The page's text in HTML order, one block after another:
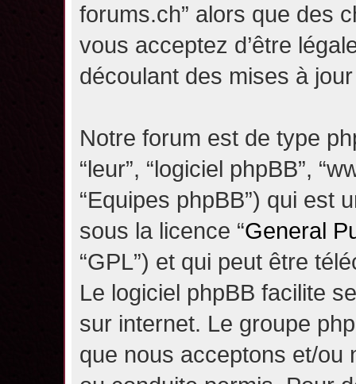
forums.ch” alors que des
vous acceptez d’être
découlant des mises à
Notre forum est de type
“leur”, “logiciel phpBB”,
“Equipes phpBB”) qui est
sous la licence “General
“GPL”) et qui peut être
Le logiciel phpBB facilite
sur internet. Le groupe
que nous acceptons et/ou